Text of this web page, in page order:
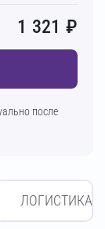
1 321 ₽
после
ЛОГИСТИКА